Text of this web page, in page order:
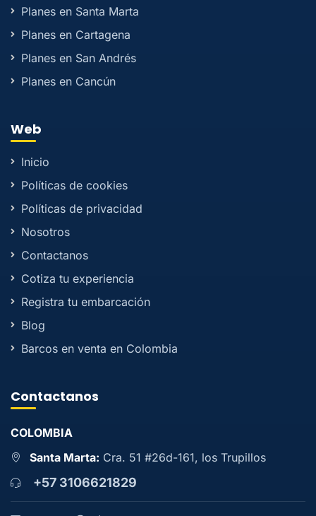
Planes en Santa Marta
Planes en Cartagena
Planes en San Andrés
Planes en Cancún
Web
Inicio
Políticas de cookies
Políticas de privacidad
Nosotros
Contactanos
Cotiza tu experiencia
Registra tu embarcación
Blog
Barcos en venta en Colombia
Contactanos
COLOMBIA
Santa Marta: Cra. 51 #26d-161, los Trupillos
+57 3106621829